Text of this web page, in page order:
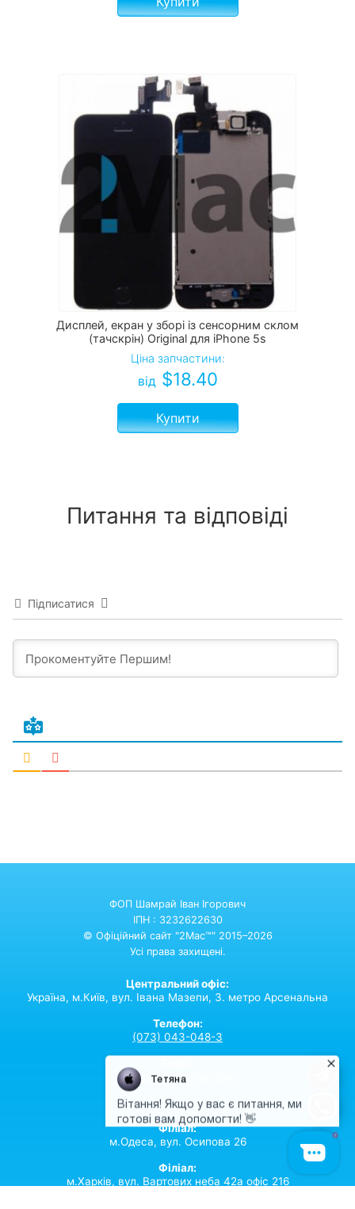
Дисплей, екран у зборі із сенсорним склом
(тачскрін) Original для iPhone 5s
Ціна запчастини:
від $18.40
Купити
Питання та відповіді
Підписатися
ФОП Шамрай Іван Ігорович
ІПН : 3232622630
© Офіційний сайт "2Mac™" 2015–2026
Усі права захищені.
Центральний офіс:
Україна, м.Київ, вул. Івана Мазепи, 3. метро Арсенальна
Телефон:
(073) 043-048-3
2macparts@gmail.com
Філіал:
м.Одеса, вул. Осипова 26
Філіал:
м.Харків, вул. Вартових неба 42а офіс 216